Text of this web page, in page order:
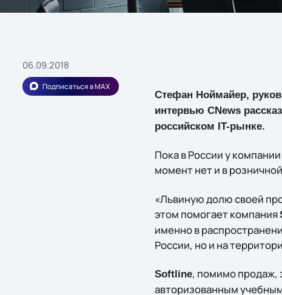
06.09.2018
Подписаться в MAX
Стефан Ноймайер,
интервью CNews
российском IT-рынке.
Пока в России у
момент нет и в
«Львиную долю своей
этом помогает компания
именно в
России, но и на
Softline, помимо продаж,
авторизованным